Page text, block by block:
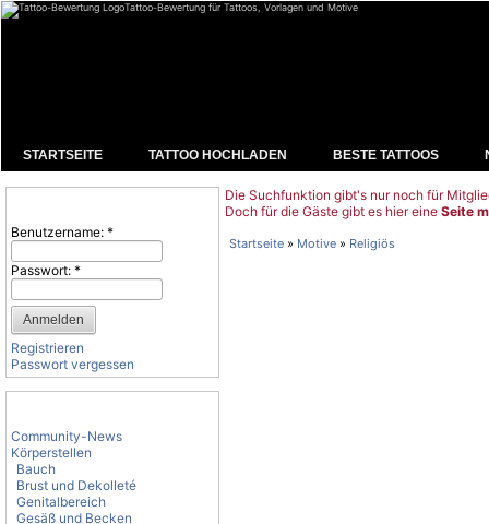
Tattoo-Bewertung für Tattoos, Vorlagen und Motive
STARTSEITE TATTOO HOCHLADEN BESTE TATTOOS
Benutzername: *
Passwort: *
Registrieren
Passwort vergessen
Community-News
Körperstellen
Bauch
Brust und Dekolleté
Genitalbereich
Gesäß und Becken
Die Suchfunktion gibt's nur noch für
Doch für die Gäste gibt es hier eine Seite
Startseite » Motive » Religiös